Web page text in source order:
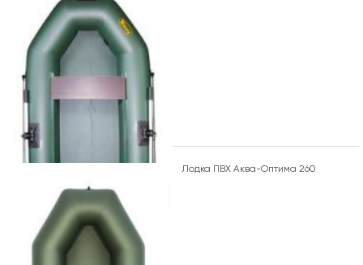
Лодка ПВХ Аква-Оптима 260